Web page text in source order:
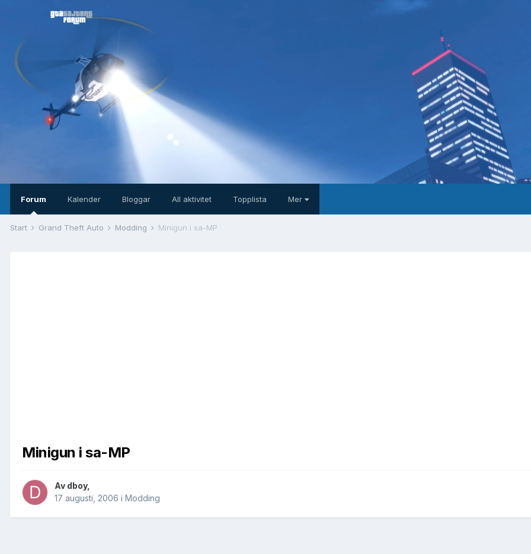
Forum Kalender Bloggar All aktivitet Topplista Mer
Start Grand Theft Auto Modding Minigun i sa-MP
Minigun i sa-MP
Av dboy,
17 augusti, 2006 i Modding